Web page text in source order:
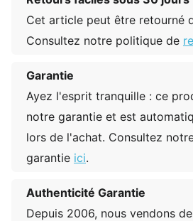
Cet article peut être retourné
Consultez notre politique de
Garantie
Ayez l'esprit tranquille : ce
notre garantie et est
lors de l'achat. Consultez
garantie ici.
Authenticité Garantie
Depuis 2006, nous vendons